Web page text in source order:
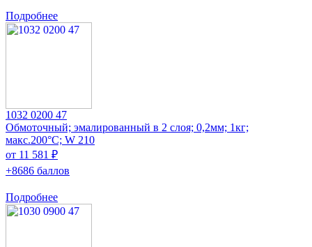
Подробнее
1032 0200 47
Обмоточный; эмалированный в 2 слоя; 0,2мм; 1кг;
макс.200°C; W 210
от 11 581 ₽
+8686 баллов
Подробнее